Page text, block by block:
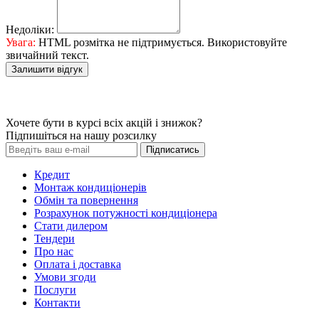
Недоліки:
Увага: HTML розмітка не підтримується. Використовуйте
звичайний текст.
Залишити відгук
Хочете бути в курсі всіх акцій і знижок?
Підпишіться на нашу розсилку
Підписатись
Кредит
Монтаж кондиціонерів
Обмін та повернення
Розрахунок потужності кондиціонера
Стати дилером
Тендери
Про нас
Оплата і доставка
Умови згоди
Послуги
Контакти